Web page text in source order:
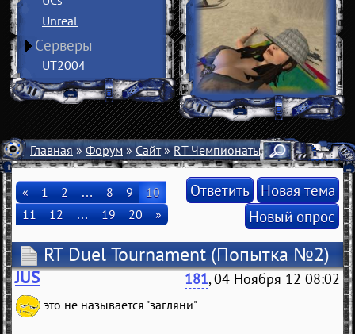
Unreal
Серверы
UT2004
Главная»Форум»Сайт»RT Чемпионаты» RT Duel
« 1 2 … 8 9
10
11
12 … 19 20 »
Ответить Новая тема
Новый опрос
RT Duel Tournament (Попытка №2)
JUS 181, 04 Ноября 12 08:02
это не называется "загляни"